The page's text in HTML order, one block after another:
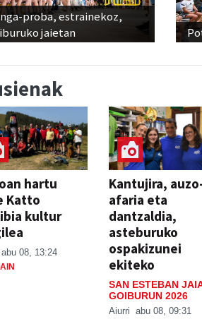
proba, estrainekoz,
jaietan
hartu
Katto
kultur
abu 08, 13:24
Kantujira,
afaria eta
dantzaldia,
asteburuko
ospakizunei
ekiteko
SAN ESTEBAN
GOIBURUN 2026
Aiurri abu 08, 09:31